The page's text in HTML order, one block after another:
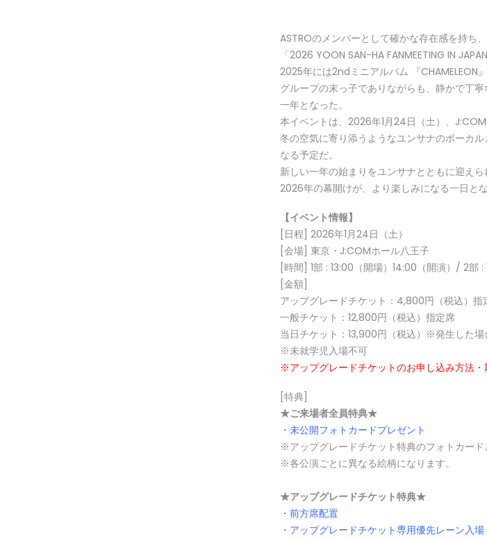
ASTROのメンバーとして確かな存在感を持ち
「2026 YOON SAN-HA FANMEETING IN
2025年には2ndミニアルバム 『CHAMELEON
グループの末っ子でありながらも、静かで丁
一年となった。
本イベントは、2026年1月24日（土）、J:COM
冬の空気に寄り添うようなユンサナのボーカ
なる予定だ。
新しい一年の始まりをユンサナとともに迎えら
2026年の幕開けが、より楽しみになる一日とな
【イベント情報】
[日程] 2026年1月24日（土）
[会場] 東京・J:COMホール八王子
[時間] 1部 : 13:00（開場）14:00（開演）/ 2部 :
[金額]
アップグレードチケット：4,800円（税込）
一般チケット：12,800円（税込）指定席
当日チケット：13,900円（税込）※発生した場
※未就学児入場不可
※アップグレードチケットのお申し込み方法・
[特典]
★ご来場者全員特典★
・未公開フォトカードプレゼント
※アップグレードチケット特典のフォトカード
※各公演ごとに異なる絵柄になります。
★アップグレードチケット特典★
・前方席配置
・アップグレードチケット専用優先レーン入場